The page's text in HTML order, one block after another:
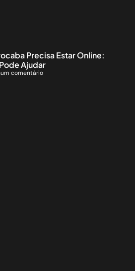
Precisa Estar Online:
Ajudar
comentário